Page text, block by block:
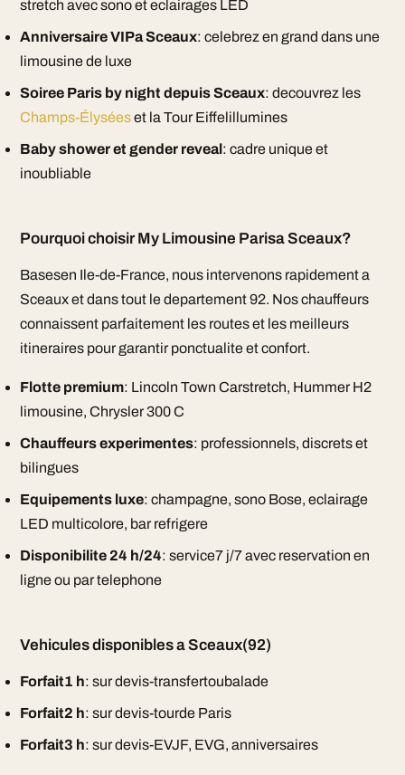
stretch avec sono et eclairages LED
Anniversaire VIPa Sceaux: celebrez en grand dans une
limousine de luxe
Soiree Paris by night depuis Sceaux: decouvrez les
Champs-Élyséeset la Tour Eiffelillumines
Baby shower et gender reveal: cadre unique et
inoubliable
Pourquoi choisir My Limousine Parisa Sceaux?
Basesen Ile-de-France, nous intervenons rapidement a
Sceaux et dans tout le departement 92. Nos chauffeurs
connaissent parfaitement les routes et les meilleurs
itineraires pour garantir ponctualite et confort.
Flotte premium: Lincoln Town Carstretch, Hummer H2
limousine, Chrysler 300 C
Chauffeurs experimentes: professionnels, discrets et
bilingues
Equipements luxe: champagne, sono Bose, eclairage
LED multicolore, bar refrigere
Disponibilite 24 h/24: service7 j/7 avec reservation en
ligne ou par telephone
Vehicules disponibles a Sceaux(92)
Forfait1 h: sur devis-transfertoubalade
Forfait2 h: sur devis-tourde Paris
Forfait3 h: sur devis-EVJF, EVG, anniversaires